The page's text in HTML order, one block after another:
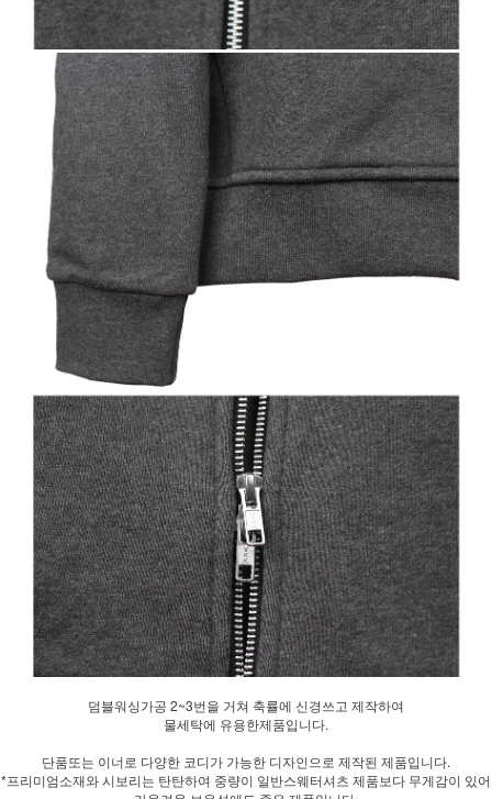
덤블워싱가공 2~3번을 거쳐 축률에 신경쓰고 제작하여
물세탁에 유용한제품입니다.
단품또는 이너로 다양한 코디가 가능한 디자인으로 제작된 제품입니다.
*프리미엄소재와 시보리는 탄탄하여 중량이 일반스웨터셔츠 제품보다 무게감이 있어